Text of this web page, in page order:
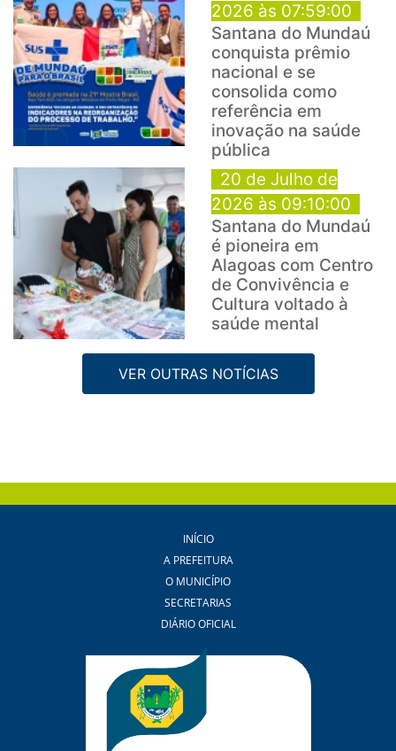
2026 às 07:59:00
Santana do Mundaú
conquista prêmio
nacional e se
consolida como
referência em
inovação na saúde
pública
20 de Julho de
2026 às 09:10:00
Santana do Mundaú
é pioneira em
Alagoas com Centro
de Convivência e
Cultura voltado à
saúde mental
VER OUTRAS NOTÍCIAS
INÍCIO
A PREFEITURA
O MUNICÍPIO
SECRETARIAS
DIÁRIO OFICIAL